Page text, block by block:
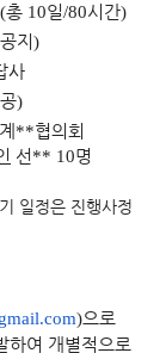
총 10일/80시간)
지 )
사
)
**협의회
선 ** 10명
일정은 진행사정
)으로
하여 개별적으로